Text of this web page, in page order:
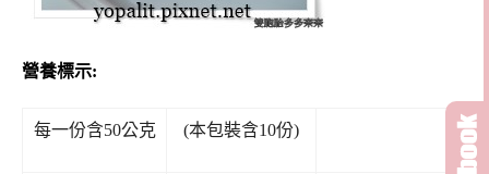
營養標示:
每一份含50公克 (本包裝含10份)